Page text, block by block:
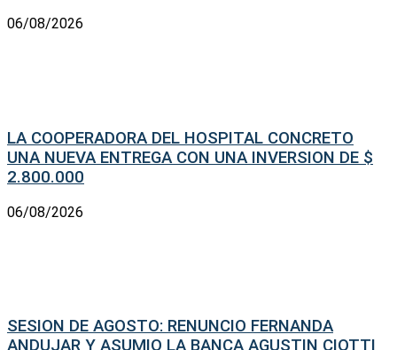
06/08/2026
LA COOPERADORA DEL HOSPITAL CONCRETO
UNA NUEVA ENTREGA CON UNA INVERSION DE $
2.800.000
06/08/2026
SESION DE AGOSTO: RENUNCIO FERNANDA
ANDUJAR Y ASUMIO LA BANCA AGUSTIN CIOTTI